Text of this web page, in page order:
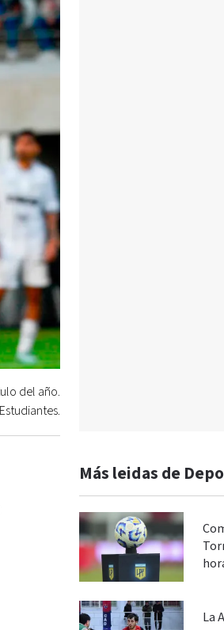
del año.
Más leidas de
La